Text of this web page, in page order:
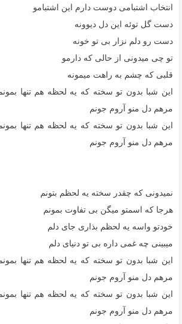
انتخاب اشتبامی دوست دارم این اشتبامو
دست گل توئه این دل دیوونه
دست رو دلم نزار بی تو خونه
تو چی میدونی از حالی که دارمو
قلبی که چشم به راهت میمونه
این شبا بدون تو سخته که یه لحظه هم تنها
مرهم دل منو آروم جونم
این شبا بدون تو سخته که یه لحظه هم تنها
مرهم دل منو آروم جونم
نمیدونی که چقدر سخته یه لحظم بتونم
هرجا که اسمتو میگن بی تفاوت بمونم
خودتو واسه یه لحظم بذاری جای دلم
میبینی چه غمی داره بی تو دنیای دلم
این شبا بدون تو سخته که یه لحظه هم تنها
مرهم دل منو آروم جونم
این شبا بدون تو سخته که یه لحظه هم تنها
مرهم دل منو آروم جونم